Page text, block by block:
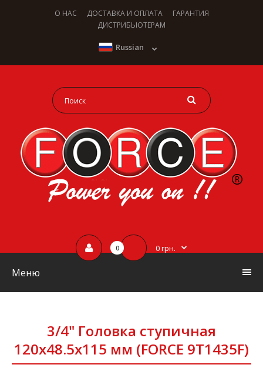
О НАС ДОСТАВКА И ОПЛАТА
ГАРАНТИЯ
ДИСТРИБЬЮТЕРАМ
Russian
0 0 грн.
Меню
3/4" Головка ступичная
120x48.5x115 мм (FORCE 9T1435F)